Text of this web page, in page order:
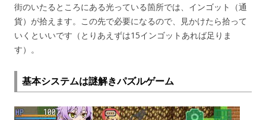
街のいたるところにある光っている箇所では、インゴット（通
貨）が拾えます。この先で必要になるので、見かけたら拾って
いくといいです（とりあえずは15インゴットあれば足りま
す）。
基本システムは謎解きパズルゲーム